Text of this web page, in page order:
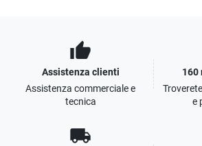
thumb_up
Assistenza clienti
Assistenza commerciale e
tecnica
160
e
local_shipping